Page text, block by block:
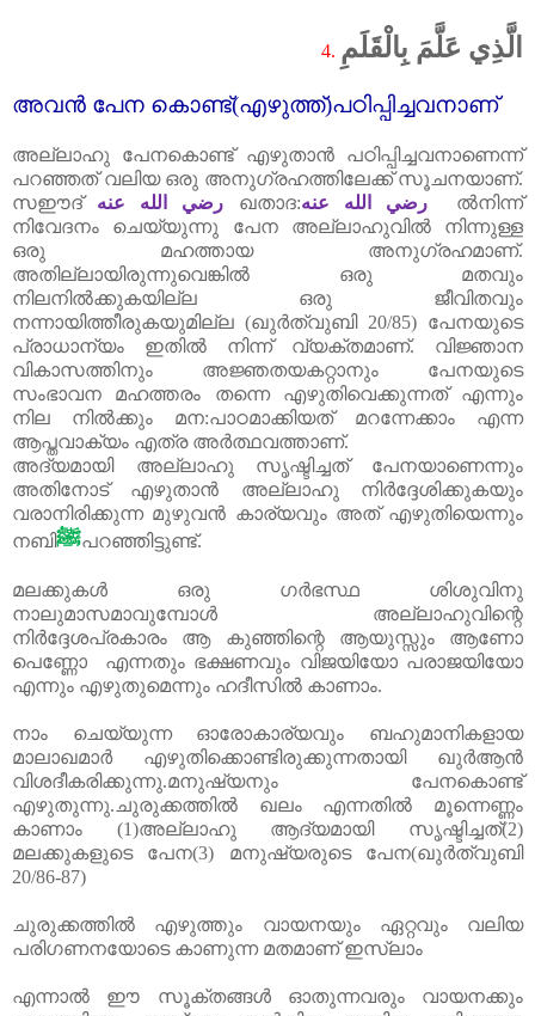
4. الَّذِي عَلَّمَ بِالْقَلَمِ
അവൻ പേന കൊണ്ട്‌(എഴുത്ത്‌)പഠിപ്പിച്ചവനാണ്
അല്ലാഹു പേനകൊണ്ട്‌ എഴുതാൻ പഠിപ്പിച്ചവനാണെന്ന്
പറഞ്ഞത്‌ വലിയ ഒരു അനുഗ്രഹത്തിലേക്ക്‌ സൂചനയാണ്.
സഈദ്‌ رضي الله عنه ഖതാദ:رضي الله عنه
ൽനിന്ന്
നിവേദനം ചെയ്യുന്നു പേന അല്ലാഹുവിൽ നിന്നുള്ള
ഒരു മഹത്തായ അനുഗ്രഹമാണ്.
അതില്ലായിരുന്നുവെങ്കിൽ ഒരു മതവും
നിലനിൽക്കുകയില്ല ഒരു ജീവിതവും
നന്നായിത്തീരുകയുമില്ല (ഖുർത്വുബി 20/85) പേനയുടെ
പ്രാധാന്യം ഇതിൽ നിന്ന് വ്യക്തമാണ്. വിജ്ഞാന
വികാസത്തിനും അജ്ഞതയകറ്റാനും പേനയുടെ
സംഭാവന മഹത്തരം തന്നെ എഴുതിവെക്കുന്നത്‌ എന്നും
നില നിൽക്കും മന:പാഠമാക്കിയത്‌ മറന്നേക്കാം എന്ന
ആപ്തവാക്യം എത്ര അർത്ഥവത്താണ്.
അദ്യമായി അല്ലാഹു സൃഷ്ടിച്ചത്‌ പേനയാണെന്നും
അതിനോട്‌ എഴുതാൻ അല്ലാഹു നിർദ്ദേശിക്കുകയും
വരാനിരിക്കുന്ന മുഴുവൻ കാര്യവും അത്‌ എഴുതിയെന്നും
നബിﷺപറഞ്ഞിട്ടുണ്ട്‌.
മലക്കുകൾ ഒരു ഗർഭസ്ഥ ശിശുവിനു
നാലുമാസമാവുമ്പോൾ അല്ലാഹുവിന്റെ
നിർദ്ദേശപ്രകാരം ആ കുഞ്ഞിന്റെ ആയുസ്സും ആണോ
പെണ്ണോ എന്നതും ഭക്ഷണവും വിജയിയോ പരാജയിയോ
എന്നും എഴുതുമെന്നും ഹദീസിൽ കാണാം.
നാം ചെയ്യുന്ന ഓരോകാര്യവും ബഹുമാനികളായ
മാലാഖമാർ എഴുതിക്കൊണ്ടിരുക്കുന്നതായി ഖുർആൻ
വിശദീകരിക്കുന്നു.മനുഷ്യനും പേനകൊണ്ട്‌
എഴുതുന്നു.ചുരുക്കത്തിൽ ഖലം എന്നതിൽ മൂന്നെണ്ണം
കാണാം (1)അല്ലാഹു ആദ്യമായി സൃഷ്ടിച്ചത്‌(2)​
മലക്കുകളുടെ പേന(3) മനുഷ്യരുടെ പേന(ഖുർത്വുബി
20/86-87)
ചുരുക്കത്തിൽ എഴുത്തും വായനയും ഏറ്റവും വലിയ
പരിഗണനയോടെ കാണുന്ന മതമാണ് ഇസ്‌ലാം
എന്നാൽ ഈ സൂക്തങ്ങൾ ഓതുന്നവരും വായനക്കും